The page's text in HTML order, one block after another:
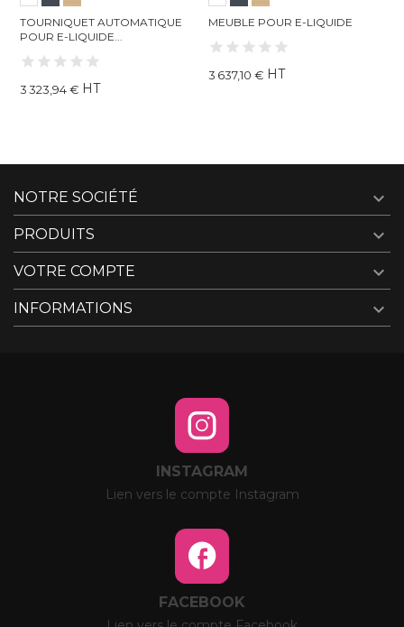
AUTOMATIQUE
E-LIQUIDE...
€HT
MEUBLE POUR E-LIQUIDE
3 637,10 €HT
NOTRE SOCIÉTÉ 
PRODUITS 
VOTRE COMPTE 
INFORMATIONS 
INSTAGRAM
Lien vers le compte Instagram
FACEBOOK